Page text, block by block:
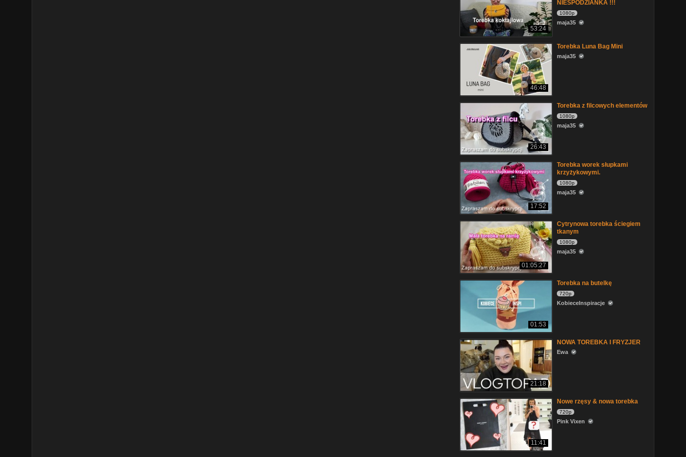
53:24
NIESPODZIANKA !!!
1080p
maja35
46:48
Torebka Luna Bag Mini
maja35
26:43
Torebka z filcowych elementów
1080p
maja35
17:52
Torebka worek słupkami
krzyżykowymi.
1080p
maja35
01:05:27
Cytrynowa torebka ściegiem
tkanym
1080p
maja35
01:53
Torebka na butelkę
720p
KobieceInspiracje
21:18
NOWA TOREBKA I FRYZJER
Ewa
11:41
Nowe rzęsy & nowa torebka
720p
Pink Vixen